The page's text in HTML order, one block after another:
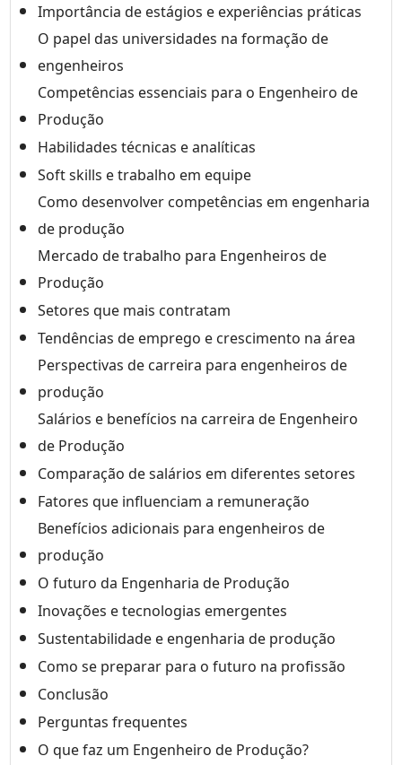
Importância de estágios e experiências práticas
O papel das universidades na formação de
engenheiros
Competências essenciais para o Engenheiro de
Produção
Habilidades técnicas e analíticas
Soft skills e trabalho em equipe
Como desenvolver competências em engenharia
de produção
Mercado de trabalho para Engenheiros de
Produção
Setores que mais contratam
Tendências de emprego e crescimento na área
Perspectivas de carreira para engenheiros de
produção
Salários e benefícios na carreira de Engenheiro
de Produção
Comparação de salários em diferentes setores
Fatores que influenciam a remuneração
Benefícios adicionais para engenheiros de
produção
O futuro da Engenharia de Produção
Inovações e tecnologias emergentes
Sustentabilidade e engenharia de produção
Como se preparar para o futuro na profissão
Conclusão
Perguntas frequentes
O que faz um Engenheiro de Produção?